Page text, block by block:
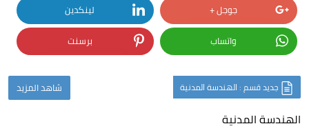
جوجل +
لينكدين
واتساب
برسنت
جديد قسم : الهندسة المدنية شاهد المزيد
الهندسة المدنية